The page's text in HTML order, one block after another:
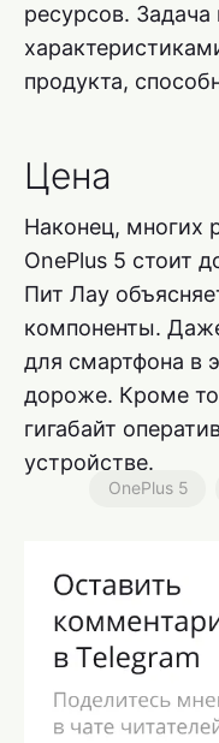
ресурсов. Задача
продукта,
Цена
Наконец, многих
OnePlus 5 стоит
Пит Лау
компоненты.
для смартфона в
дороже. Кроме
гигабайт
устройстве.
OnePlus 5